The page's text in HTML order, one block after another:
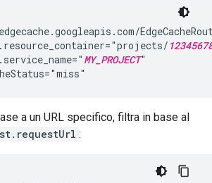
MY_PROJECT"
a un URL specifico, filtra in base al
: